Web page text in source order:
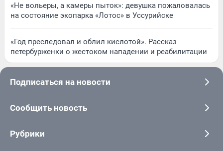
«Не вольеры, а камеры пыток»: девушка пожаловалась
на состояние экопарка «Лотос» в Уссурийске
«Год преследовал и облил кислотой». Рассказ
петербурженки о жестоком нападении и реабилитации
Подписаться на новости
Сообщить новость
Рубрики